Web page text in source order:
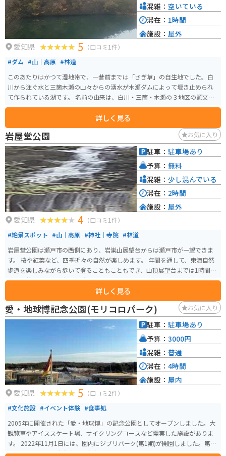
愛知県 5 （口コミ1件）
#ダム #山｜高原 #林道
このあたりはかつて湿地帯で、一昔前までは「さぎ草」の自生地でした。白
川から注ぐ水と三箇木瀬の山々からの湧水が木瀬ダムによって堰き止められ
て作られている湖です。 名前の由来は、白川・三箇・木瀬の３地区の頭文字
を組み合わせて「白三木・しらさぎ」です。 「青い空、湖面に映える木々の
緑、そしてその空間をしらさぎが悠然と舞う幻想的な風景」という意味も込
められています。
詳しく見る
混雑： 空いている
滞在： 1時間
施設： 屋外
岩屋堂公園 お気に入り
愛知県 4 （口コミ1件）
#絶景スポット #山｜高原 #神社｜寺院 #林道
岩屋堂公園は瀬戸市の西側にあり、岩巣山展望台からは瀬戸市が一望できま
す。 桜や紅葉など、四季折々の自然が楽しめます。 年間を通して、東海自然
歩道を楽しみながら歩いて登ることもこともでき、山頂展望台までは1時間ほ
どで到着できます。夜間は登ることができません。
詳しく見る
駐車： 駐車場あり
予算： 無料
混雑： 少し混んでいる
滞在： 2時間
施設： 屋外
愛・地球博記念公園(モリコロパーク) お気に入り
愛知県 5 （口コミ2件）
#文化施設 #イベント体験 #食事処
2005年に開催された「愛・地球博」の記念公園としてオープンしました。大
観覧車やアイススケート場、サイクリングコースなど需実した施設がありま
す。 2022年11月1日には、園内にジブリパーク(第1期)が開園しました。第1
期には「ジブリの大倉庫」「青春の丘」「どんどこ森」の３つのエリアがあ
駐車： 駐車場あり
予算： 3000円
混雑： 普通
滞在： 4時間
施設： 屋内